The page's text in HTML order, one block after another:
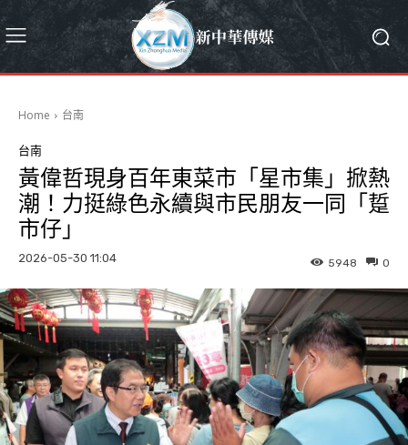
Home 台南
台南
黃偉哲現身百年東菜市「星市集」掀熱
潮！力挺綠色永續與市民朋友一同「踅
市仔」
2026-05-30 11:04 0
5948